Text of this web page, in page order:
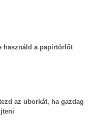
használd a papírtörlőt
az uborkát, ha gazdag